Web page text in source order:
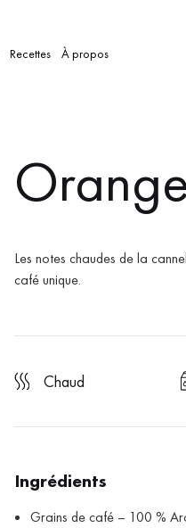
Recettes À propos
Les notes chaudes de la
café unique.
chaud
Ingrédients
Grains de café – 100 %